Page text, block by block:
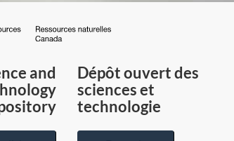
du
Canada
and
Dépôt ouvert des
sciences et
technologie